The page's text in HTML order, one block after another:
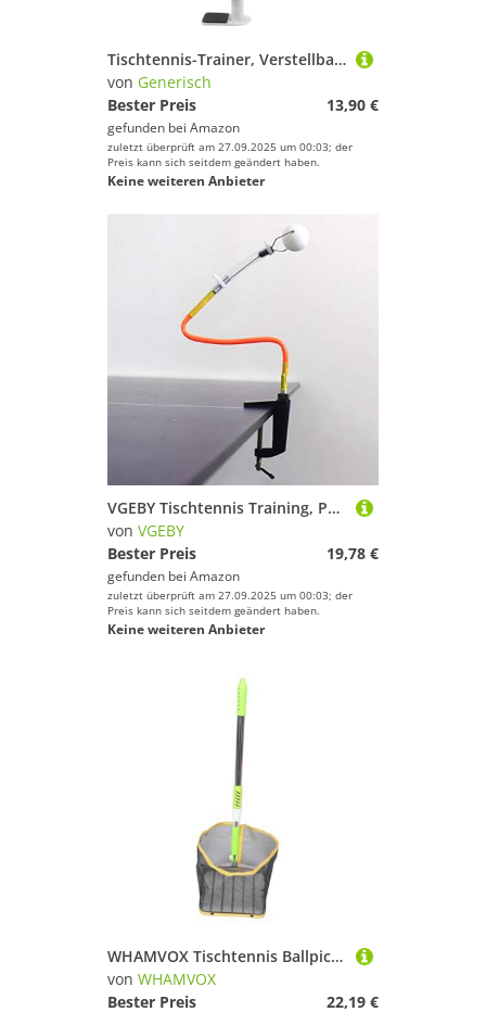
Tischtennis-Trainer, Verstellbarer Spin--PongTrainer, professioneller Pingpong-Trainingsroboter, Feste Rapid-Rebound-Ball-Clip-Trainingsmaschine, Ballausrüstung für Tischtennis-Training
von Generisch
Bester Preis
13,90 €
gefunden bei Amazon
zuletzt überprüft am 27.09.2025 um 00:03; der
Preis kann sich seitdem geändert haben.
Keine weiteren Anbieter
VGEBY Tischtennis Training, PVC Fixed Rapid Rebound Ball Clip Trainingsroboter mit Basis für Training
von VGEBY
Bester Preis
19,78 €
gefunden bei Amazon
zuletzt überprüft am 27.09.2025 um 00:03; der
Preis kann sich seitdem geändert haben.
Keine weiteren Anbieter
WHAMVOX Tischtennis Ballpicker mit Ausziehbarem Teleskopstiel Tragbarer Robuster Ball Sammler aus Edelstahl und Verstellbar für Verschiedene Höhen Vielseitig als Ballmaschine und Picker
von WHAMVOX
Bester Preis
22,19 €